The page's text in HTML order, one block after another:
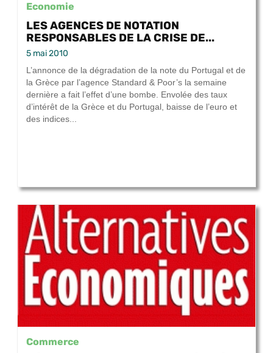
Economie
LES AGENCES DE NOTATION
RESPONSABLES DE LA CRISE DE...
5 mai 2010
L’annonce de la dégradation de la note du Portugal et de
la Grèce par l’agence Standard & Poor’s la semaine
dernière a fait l’effet d’une bombe. Envolée des taux
d’intérêt de la Grèce et du Portugal, baisse de l’euro et
des indices...
Commerce